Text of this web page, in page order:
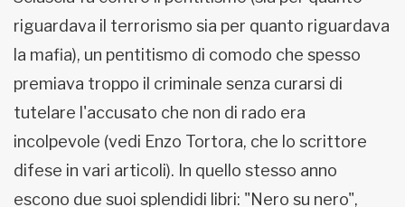
riguardava il terrorismo sia per quanto riguardava
la mafia), un pentitismo di comodo che spesso
premiava troppo il criminale senza curarsi di
tutelare l'accusato che non di rado era
incolpevole (vedi Enzo Tortora, che lo scrittore
difese in vari articoli). In quello stesso anno
escono due suoi splendidi libri: "Nero su nero",